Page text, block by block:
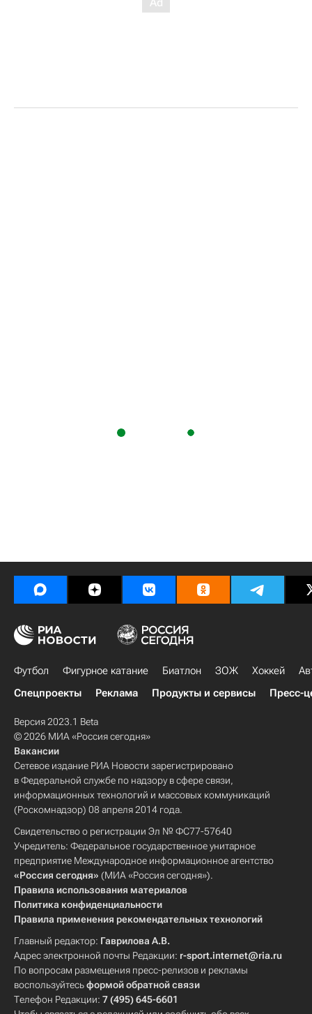
Футбол Фигурное катание Биатлон ЗОЖ Хоккей
Спецпроекты
Реклама Продукты и сервисы Пресс-
Версия 2023.1 Beta
© 2026 МИА «Россия сегодня»
Вакансии
Сетевое издание РИА Новости зарегистрировано
в Федеральной службе по надзору в сфере связи,
информационных технологий и массовых коммуникаций
(Роскомнадзор) 08 апреля 2014 года.
Свидетельство о регистрации Эл № ФС77-57640
Учредитель: Федеральное государственное унитарное
предприятие Международное информационное агентство
«Россия сегодня» (МИА «Россия сегодня»).
Правила использования материалов
Политика конфиденциальности
Правила применения рекомендательных технологий
Главный редактор: Гаврилова А.В.
Адрес электронной почты Редакции: r-sport.internet@ria.ru
По вопросам размещения пресс-релизов и рекламы
воспользуйтесьформой обратной связи
Телефон Редакции: 7 (495) 645-6601